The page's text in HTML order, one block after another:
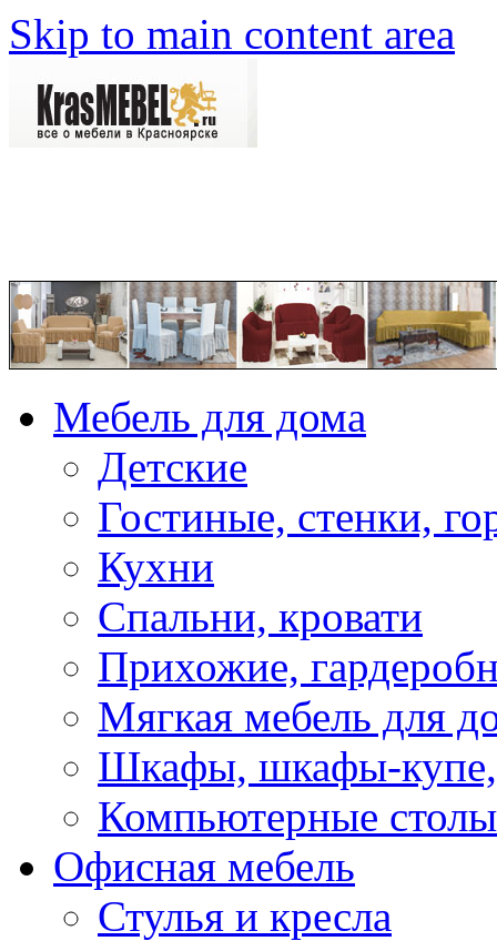
Skip to main content area
Мебель для дома
Детские
Гостиные, стенки,
Кухни
Спальни, кровати
Прихожие,
Мягкая мебель для
Шкафы, шкафы-купе,
Компьютерные столы
Офисная мебель
Стулья и кресла